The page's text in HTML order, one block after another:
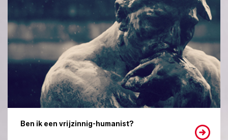
Ben ik een vrijzinnig-humanist?